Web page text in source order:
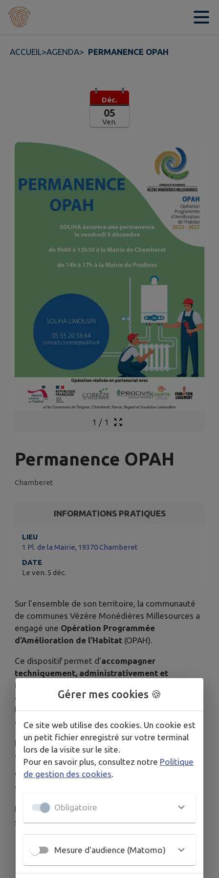
Contenu
ACCUEIL>AGENDA> PERMANENCE OPAH
Déc.
05
Ven.
1 / 1
Permanence OPAH
Chamberet
INFORMATIONS PRATIQUES
LIEU
1 Pl. de la Mairie, 19370 Chamberet
DATE
Le ven. 5 déc.
Sur l’ensemble de son territoire, la communauté
de communes Vézère Monédières Millesources a
engagé une Opération Programmée
d’Amélioration de l’Habitat (OPAH).
Ce dispositif permet d’accompagner
techniquement, administrativement et
financièrement les propriétaires
engager des travaux d’amélioration de leur
logement (rénovation globale et travaux
d'adaptation du domicile)
Pour vous accompagner la communauté de
communes a mandatéSOLIHA
Venez les rencontrer le vendredi 5 décembre de
9h à 12h30 à la mairie de Chamberet.
Pour contacter SOLIHA, 05 55 20 58 64 ou
contact.correze@soliha.fr
Publié par CCV2M
Gérer mes cookies 🍪
Ce site web utilise des cookies. Un cookie est
un petit fichier enregistré sur votre terminal
lors de la visite sur le site.
Pour en savoir plus, consultez notre Politique
de gestion des cookies
Obligatoire
Mesure d'audience (Matomo)